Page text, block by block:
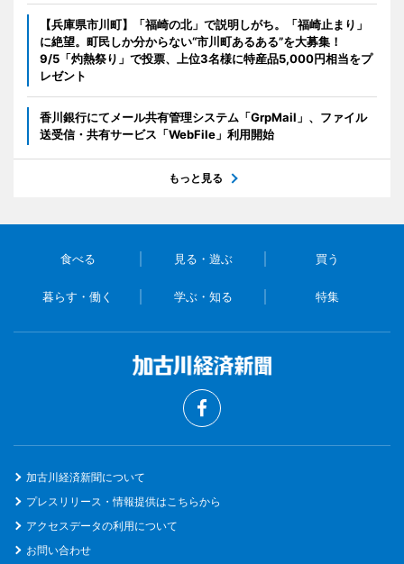
【兵庫県市川町】「福崎の北」で説明しがち。「福崎止まり」
に絶望。町民しか分からない“市川町あるある”を大募集！
9/5「灼熱祭り」で投票、上位3名様に特産品5,000円相当をプ
レゼント
香川銀行にてメール共有管理システム「GrpMail」、ファイル
送受信・共有サービス「WebFile」利用開始
もっと見る
食べる 見る・遊ぶ 買う
暮らす・働く 学ぶ・知る 特集
加古川経済新聞について
プレスリリース・情報提供はこちらから
アクセスデータの利用について
お問い合わせ